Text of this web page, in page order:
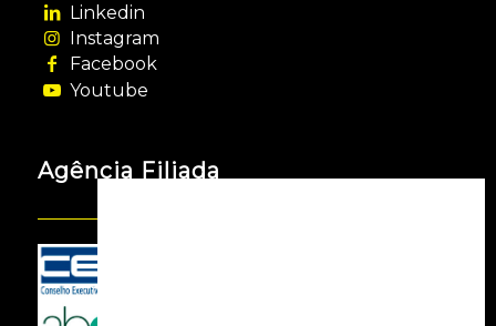
Linkedin
Instagram
Facebook
Youtube
Agência Filiada